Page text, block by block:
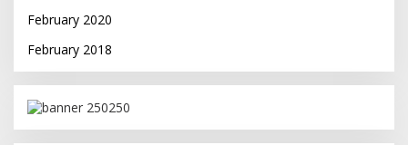
February 2020
February 2018